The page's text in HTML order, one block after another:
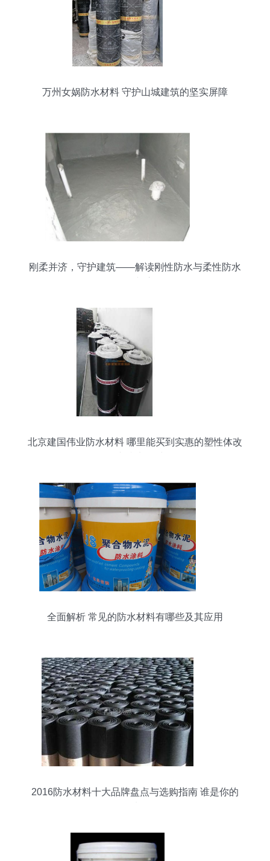
万州女娲防水材料 守护山城建筑的坚实屏障
刚柔并济，守护建筑——解读刚性防水与柔性防水
北京建国伟业防水材料 哪里能买到实惠的塑性体改
全面解析 常见的防水材料有哪些及其应用
2016防水材料十大品牌盘点与选购指南 谁是你的